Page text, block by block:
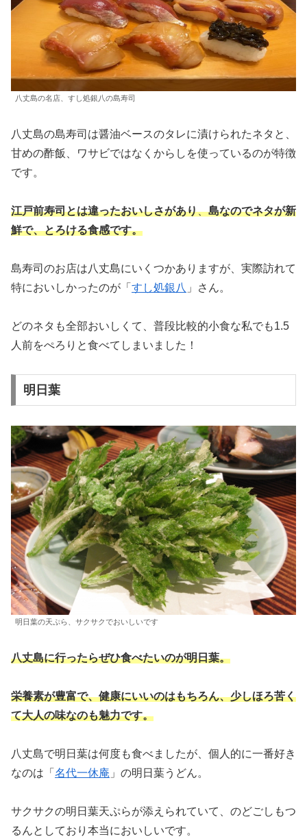
八丈島の名店、すし処銀八の島寿司
八丈島の島寿司は醤油ベースのタレに漬けられたネタと、
甘めの酢飯、ワサビではなくからしを使っているのが特徴
です。
江戸前寿司とは違ったおいしさがあり、島なのでネタが新
鮮で、とろける食感です。
島寿司のお店は八丈島にいくつかありますが、実際訪れて
特においしかったのが「 すし処銀八 」さん。
どのネタも全部おいしくて、普段比較的小食な私でも1.5
人前をぺろりと食べてしまいました！
明日葉
明日葉の天ぷら、サクサクでおいしいです
八丈島に行ったらぜひ食べたいのが明日葉。
栄養素が豊富で、健康にいいのはもちろん、少しほろ苦く
て大人の味なのも魅力です。
八丈島で明日葉は何度も食べましたが、個人的に一番好き
なのは「 名代一休庵 」の明日葉うどん。
サクサクの明日葉天ぷらが添えられていて、のどごしもつ
るんとしており本当においしいです。